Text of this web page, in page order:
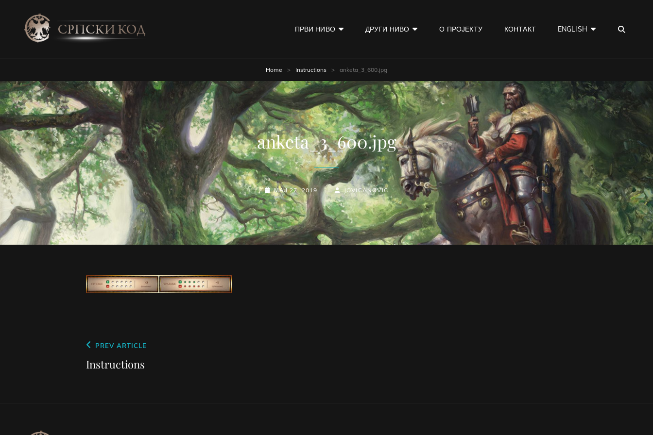
ПРВИ НИВО ДРУГИ НИВО О ПРОЈЕКТУ КОНТАКТ ENGLISH
Home > Instructions > anketa_3_600.jpg
anketa_3_600.jpg
POSTED-
ON
МАЈ 27, 2019
BY
LINE
BYLINEJOVICANOVIC
Кретање
чланка
Previous
Post
PREV ARTICLE
Instructions